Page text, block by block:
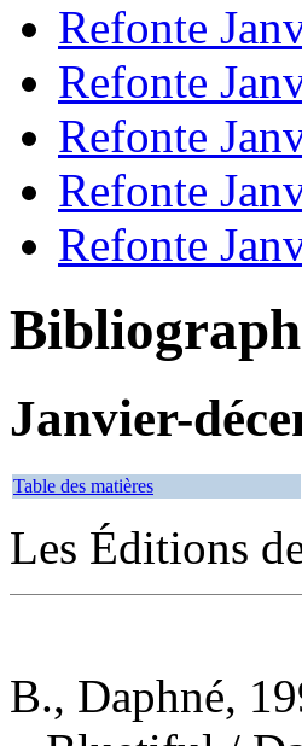
Refonte
Refonte
Refonte
Refonte
Refonte
Janvier-
Table des matières
Les Éditions
B., Daphné,